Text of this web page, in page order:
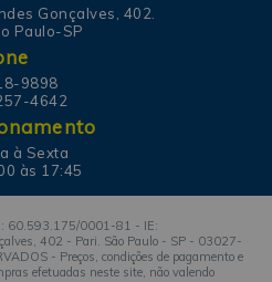
Gonçalves, 402.
Paulo-SP
9898
4642
à Sexta
às 17:45
60.593.175/0001-81 - IE:
402 - Pari. São Paulo - SP - 03027-
- Preços, condições de pagamento e
efetuadas neste site, não valendo